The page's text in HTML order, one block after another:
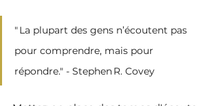
" La plupart des gens n’écoutent pas
pour comprendre, mais pour
répondre." - Stephen R. Covey